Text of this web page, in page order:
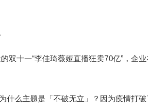
双十一“李佳琦薇娅直播狂卖70亿”，企
什么主题是「不破无立」？因为疫情打